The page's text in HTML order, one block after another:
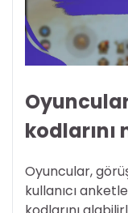
kodlarını
Oyuncular,
kullanıcı